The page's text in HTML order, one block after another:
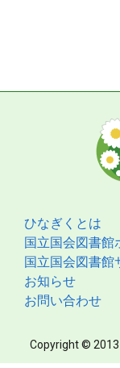
ひなぎくとは
国立国会図書館
国立国会図書館
お知らせ
お問い合わせ
Copyright ©